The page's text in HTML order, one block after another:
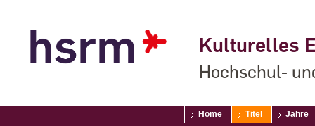
Kulturelles
Hochschul-
Home Titel Jahre